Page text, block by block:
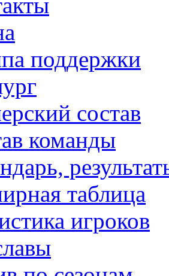
поддержки
состав
команды
таблица
игроков